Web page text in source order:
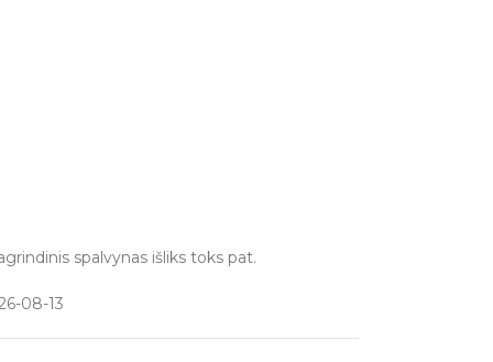
spalvynas išliks toks pat.
08-13